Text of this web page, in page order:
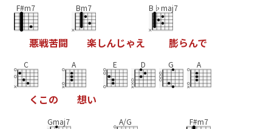
F#m7
悪戦苦闘
Bm7
楽しんじゃえ
B♭maj7
膨らんで
C
く この
A
想い
E D G A
Gmaj7 A/G F#m7